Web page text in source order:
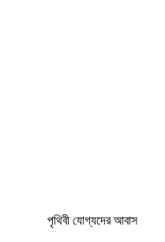
পৃথিবী যোগ্যদের আবাস